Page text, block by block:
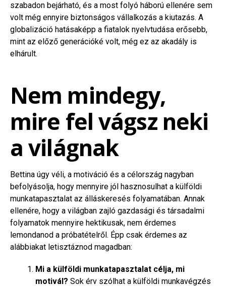
szabadon bejárható, és a most folyó háború ellenére sem
volt még ennyire biztonságos vállalkozás a kiutazás. A
globalizáció hatásaképp a fiatalok nyelvtudása erősebb,
mint az előző generációké volt, még ez az akadály is
elhárult.
Nem mindegy,
mire fel vágsz neki
a világnak
Bettina úgy véli, a motiváció és a célország nagyban
befolyásolja, hogy mennyire jól hasznosulhat a külföldi
munkatapasztalat az álláskeresés folyamatában. Annak
ellenére, hogy a világban zajló gazdasági és társadalmi
folyamatok mennyire hektikusak, nem érdemes
lemondanod a próbatételről. Épp csak érdemes az
alábbiakat letisztáznod magadban:
Mi a külföldi munkatapasztalat célja, mi
motivál? Sok érv szólhat a külföldi munkavégzés